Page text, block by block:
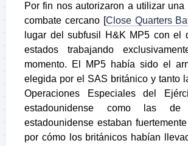
Por fin nos autorizaron a utilizar una
combate cercano [Close Quarters
lugar del subfusil H&K MP5 con el
estados trabajando
momento. El MP5 había sido el
elegida por el SAS británico y tanto
Operaciones Especiales del
estadounidense como las
estadounidense estaban
por cómo los británicos habían